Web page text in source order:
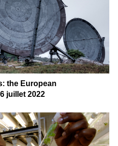
the European
juillet 2022